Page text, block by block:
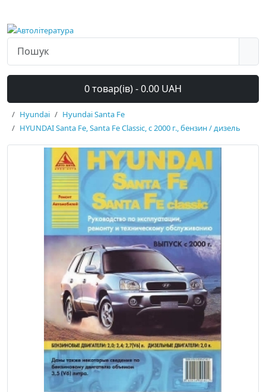
0 товар(ів) - 0.00 UAH
Hyundai
Hyundai Santa Fe
HYUNDAI Santa Fe, Santa Fe Classic, с 2000 г., бензин / дизель